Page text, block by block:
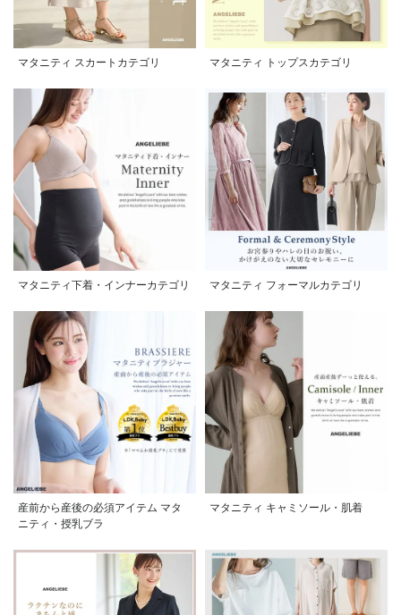
マタニティ スカートカテゴリ マタニティ トップスカテゴリ
マタニティ下着・インナーカテゴリ マタニティ フォーマルカテゴリ
産前から産後の必須アイテム マタ
ニティ・授乳ブラ
マタニティ キャミソール・肌着